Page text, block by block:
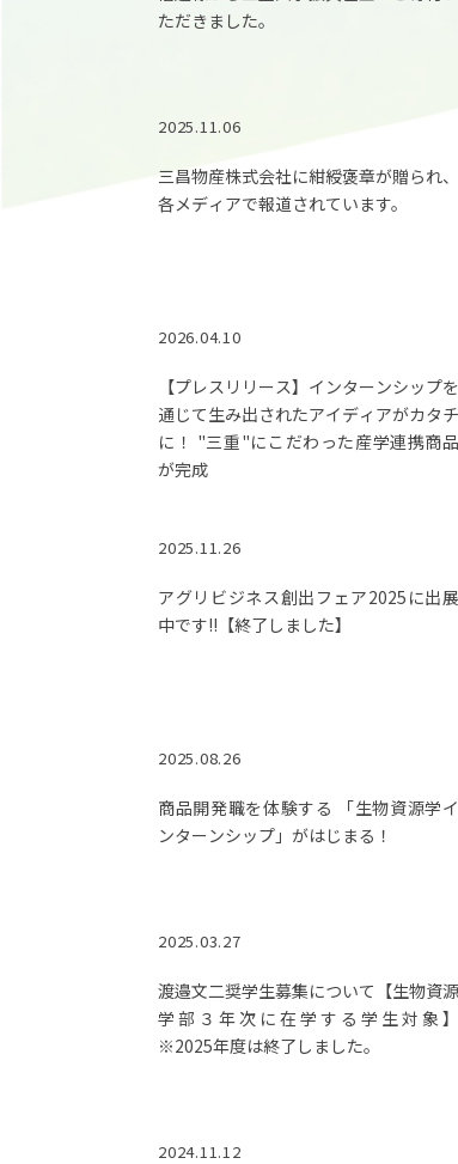
ただきました。
2025.11.06
三昌物産株式会社に紺綬褒章が贈られ、
各メディアで報道されています。
2026.04.10
【プレスリリース】インターンシップを
通じて生み出されたアイディアがカタチ
に！ "三重"にこだわった産学連携商品
が完成
2025.11.26
アグリビジネス創出フェア2025に出展
中です!!【終了しました】
2025.08.26
商品開発職を体験する 「生物資源学イ
ンターンシップ」がはじまる！
2025.03.27
渡邉文二奨学生募集について【生物資源
学部３年次に在学する学生対象】
※2025年度は終了しました。
2024.11.12